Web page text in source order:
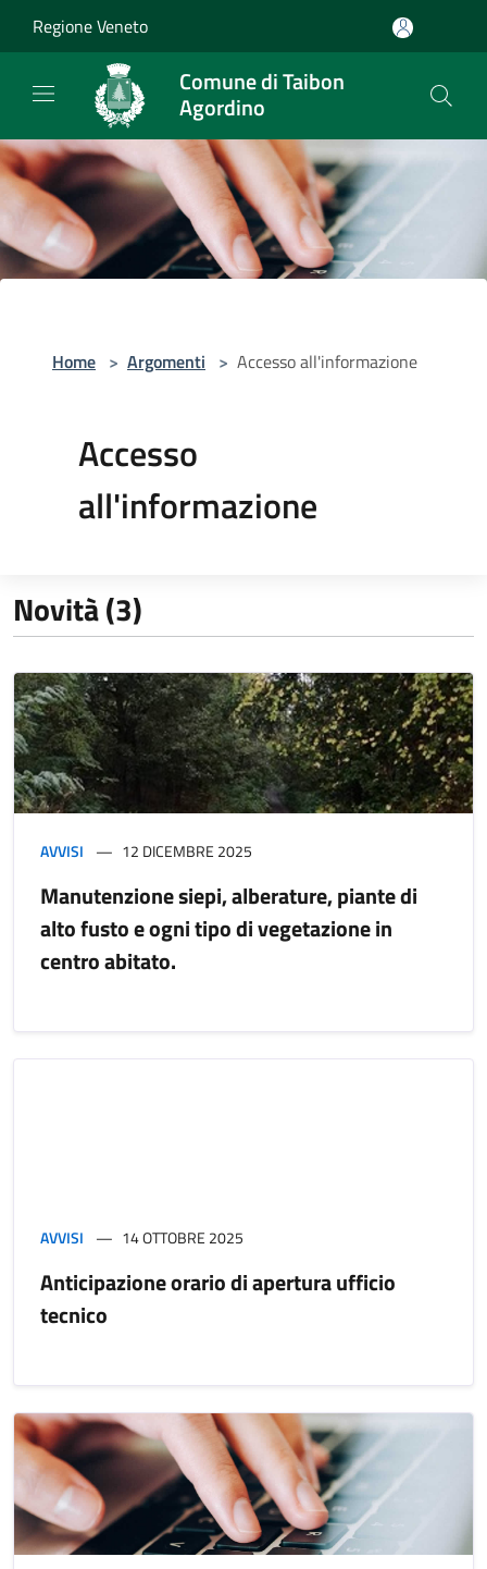
Regione Veneto
Comune di Taibon
Agordino
Home > Argomenti > Accesso all'informazione
Accesso
all'informazione
Novità (3)
AVVISI 12 DICEMBRE 2025
Manutenzione siepi, alberature, piante di
alto fusto e ogni tipo di vegetazione in
centro abitato.
AVVISI 14 OTTOBRE 2025
Anticipazione orario di apertura ufficio
tecnico